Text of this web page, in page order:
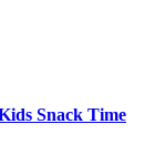
Snack Time